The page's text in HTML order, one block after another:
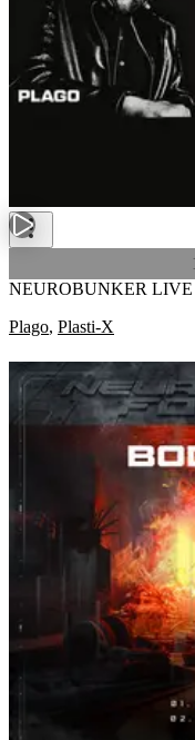
NEUROBUNKER LIVE
Plago, Plasti-X